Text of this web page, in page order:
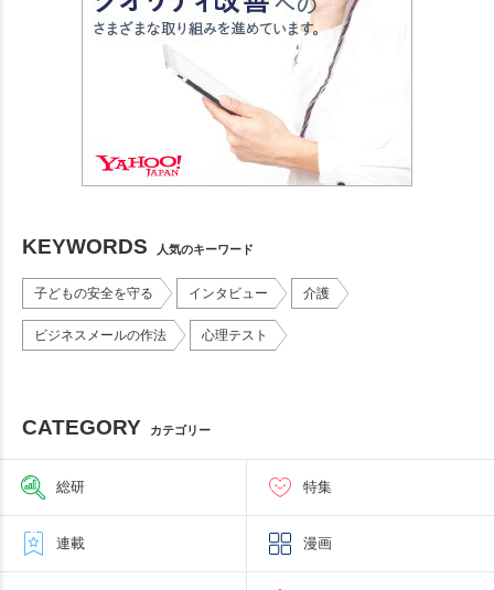
KEYWORDS 人気のキーワード
子どもの安全を守る インタビュー 介護
ビジネスメールの作法 心理テスト
CATEGORY カテゴリー
総研 特集
連載 漫画